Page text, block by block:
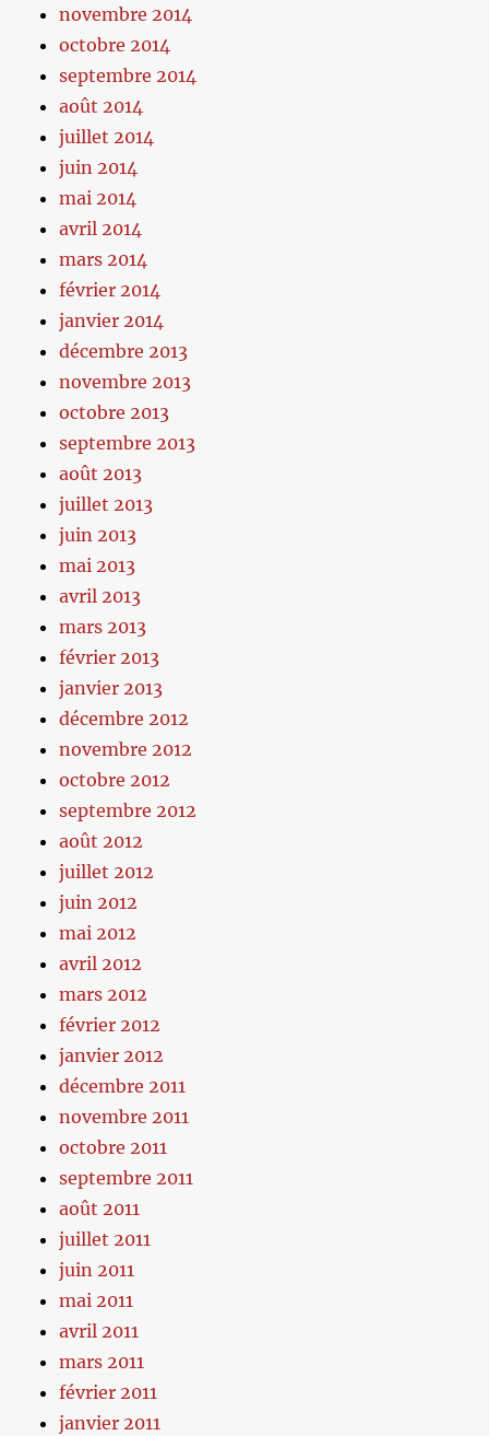
novembre 2014
octobre 2014
septembre 2014
août 2014
juillet 2014
juin 2014
mai 2014
avril 2014
mars 2014
février 2014
janvier 2014
décembre 2013
novembre 2013
octobre 2013
septembre 2013
août 2013
juillet 2013
juin 2013
mai 2013
avril 2013
mars 2013
février 2013
janvier 2013
décembre 2012
novembre 2012
octobre 2012
septembre 2012
août 2012
juillet 2012
juin 2012
mai 2012
avril 2012
mars 2012
février 2012
janvier 2012
décembre 2011
novembre 2011
octobre 2011
septembre 2011
août 2011
juillet 2011
juin 2011
mai 2011
avril 2011
mars 2011
février 2011
janvier 2011